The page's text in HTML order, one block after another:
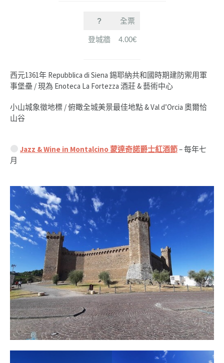
? 全票
登城牆 4.00€
西元1361年 Repubblica di Siena 錫耶納共和國時期建防禦用軍
事堡壘 / 現為 Enoteca La Fortezza 酒莊 & 藝術中心
小山城象徵地標 / 俯瞰全城美景最佳地點 & Val d’Orcia 奧爾恰
山谷
Jazz & Wine in Montalcino 蒙達奇諾爵士紅酒節– 每年七
月